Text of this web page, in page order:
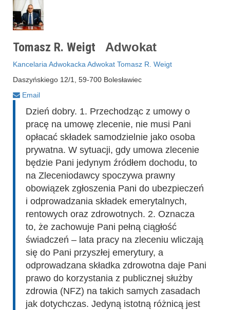
Tomasz R. Weigt Adwokat
Kancelaria Adwokacka Adwokat Tomasz R. Weigt
Daszyńskiego 12/1, 59-700 Bolesławiec
Email
Dzień dobry. 1. Przechodząc z umowy o
pracę na umowę zlecenie, nie musi Pani
opłacać składek samodzielnie jako osoba
prywatna. W sytuacji, gdy umowa zlecenie
będzie Pani jedynym źródłem dochodu, to
na Zleceniodawcy spoczywa prawny
obowiązek zgłoszenia Pani do ubezpieczeń
i odprowadzania składek emerytalnych,
rentowych oraz zdrowotnych. 2. Oznacza
to, że zachowuje Pani pełną ciągłość
świadczeń – lata pracy na zleceniu wliczają
się do Pani przyszłej emerytury, a
odprowadzana składka zdrowotna daje Pani
prawo do korzystania z publicznej służby
zdrowia (NFZ) na takich samych zasadach
jak dotychczas. Jedyną istotną różnicą jest